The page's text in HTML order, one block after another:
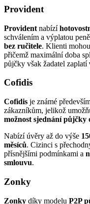
Provident
Provident nabízí
schválením a výplatou
bez ručitele. Klienti
přičemž maximální doba
půjčky však žadatel zaplatí
Cofidis
Cofidis je známé
zákazníkům, jelikož
možnost sjednání půjčky
Nabízí úvěry až do výše
měsíců. Cizinci s
přísnějšími podmínkami a
smlouvu.
Zonky
Zonky díky modelu P2P